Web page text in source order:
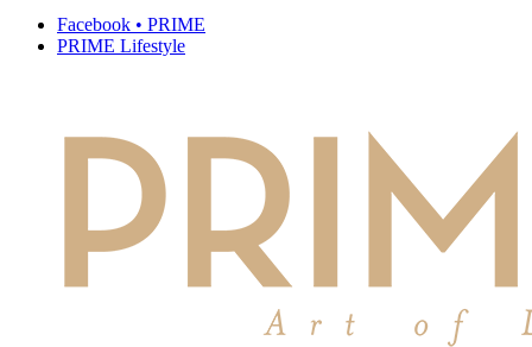
Facebook • PRIME
PRIME Lifestyle